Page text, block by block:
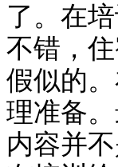
了。在
不错，
假似的
理准备
内容并